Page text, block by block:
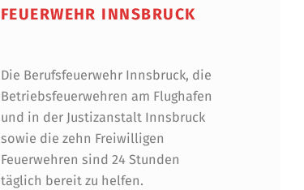
FEUERWEHR INNSBRUCK
Die Berufsfeuerwehr Innsbruck, die
Betriebsfeuerwehren am Flughafen
und in der Justizanstalt Innsbruck
sowie die zehn Freiwilligen
Feuerwehren sind 24 Stunden
täglich bereit zu helfen.